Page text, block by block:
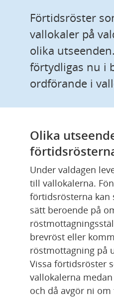
Förtidsröster
vallokaler på
olika
förtydligas nu i
ordförande i
Olika
Under valdagen
till vallokalerna.
förtidsrösterna kan
sätt beroende på
brevröst eller
röstmottagning på
Vissa förtidsröster
vallokalerna
och då avgör ni